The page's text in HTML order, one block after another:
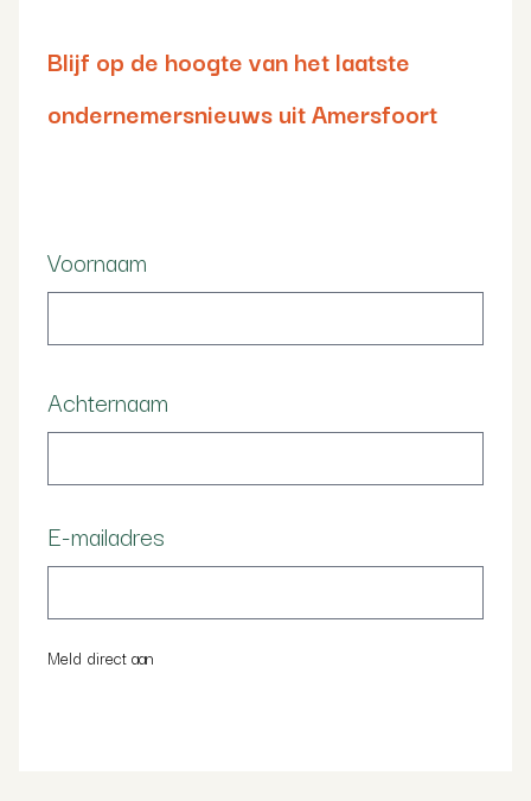
Blijf op de hoogte van het laatste
ondernemersnieuws uit Amersfoort
Voornaam
Achternaam
E-mailadres